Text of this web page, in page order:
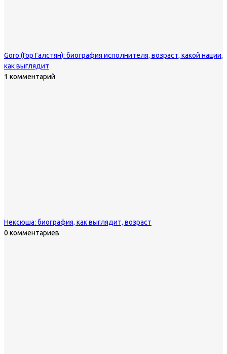
Goro (Гор Галстян): биография исполнителя, возраст, какой нации,
как выглядит
1 комментарий
Нексюша: биография, как выглядит, возраст
0 комментариев